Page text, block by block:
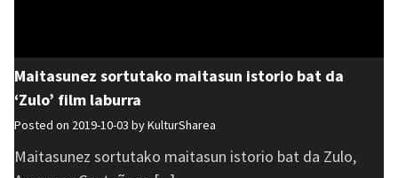
Maitasunez sortutako maitasun istorio bat da
‘Zulo’ film laburra
Posted on 2019-10-03 byKulturSharea
Maitasunez sortutako maitasun istorio bat da Zulo,